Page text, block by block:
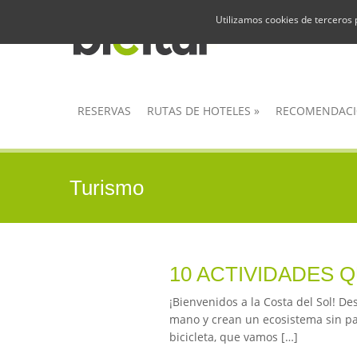
RESERVAS RUTAS DE HOTELES »
Turismo
10 ACTIVIDADES
¡Bienvenidos a la Costa del Sol!
mano y crean un ecosistema sin
bicicleta, que vamos […]
Utilizamos cookies de terceros